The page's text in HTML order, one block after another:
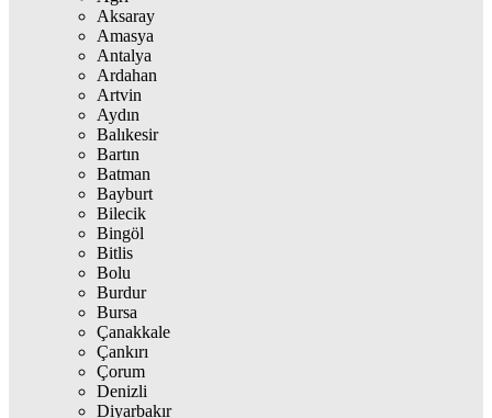
Aksaray
Amasya
Antalya
Ardahan
Artvin
Aydın
Balıkesir
Bartın
Batman
Bayburt
Bilecik
Bingöl
Bitlis
Bolu
Burdur
Bursa
Çanakkale
Çankırı
Çorum
Denizli
Diyarbakır